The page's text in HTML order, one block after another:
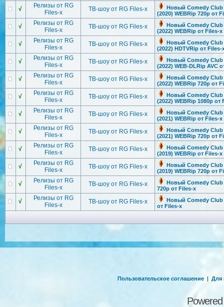
√
Релизы от RG
Files-x
ТВ-шоу от RG Files-x
Новый Comedy Club
(2020) WEBRip 720p от
√
Релизы от RG
Files-x
ТВ-шоу от RG Files-x
Новый Comedy Club
(2022) WEBRip от Files-x
√
Релизы от RG
Files-x
ТВ-шоу от RG Files-x
Новый Comedy Club
(2022) HDTVRip от Files-
√
Релизы от RG
Files-x
ТВ-шоу от RG Files-x
Новый Comedy Club
(2022) WEB-DLRip AVC
√
Релизы от RG
Files-x
ТВ-шоу от RG Files-x
Новый Comedy Club
(2022) WEBRip 720p от
√
Релизы от RG
Files-x
ТВ-шоу от RG Files-x
Новый Comedy Club
(2022) WEBRip 1080p от
√
Релизы от RG
Files-x
ТВ-шоу от RG Files-x
Новый Comedy Club
(2021) WEBRip от Files-x
√
Релизы от RG
Files-x
ТВ-шоу от RG Files-x
Новый Comedy Club
(2021) WEBRip 720p от
√
Релизы от RG
Files-x
ТВ-шоу от RG Files-x
Новый Comedy Club
(2019) WEBRip от Files-x
√
Релизы от RG
Files-x
ТВ-шоу от RG Files-x
Новый Comedy Club
(2019) WEBRip 720p от
√
Релизы от RG
Files-x
ТВ-шоу от RG Files-x
Новый Comedy Club
720p от Files-x
√
Релизы от RG
Files-x
ТВ-шоу от RG Files-x
Новый Comedy Club
от Files-x
Пользовательское соглашение | Для